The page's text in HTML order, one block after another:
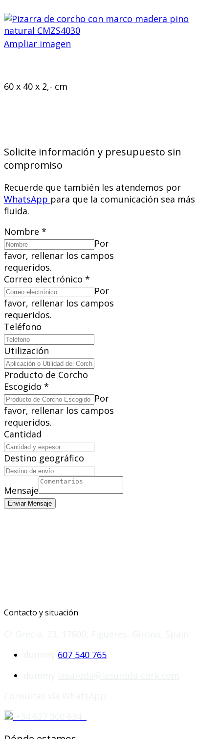
Ampliar imagen
60 x 40 x 2,- cm
Solicite información y presupuesto sin
compromiso
Recuerde que también les atendemos por
WhatsApp para que la comunicación sea más
fluida.
Nombre *
Por
favor, rellenar los campos
requeridos.
Correo electrónico *
Por
favor, rellenar los campos
requeridos.
Teléfono
Utilización
Producto de Corcho
Escogido *
Por
favor, rellenar los campos
requeridos.
Cantidad
Destino geográfico
Mensaje
Enviar Mensaje
Contacto y situación
607 540 765